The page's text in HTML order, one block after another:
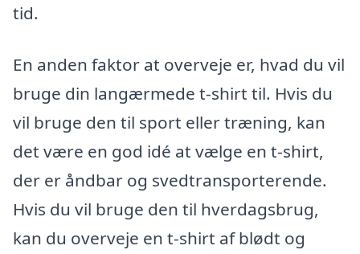
tid.
En anden faktor at overveje er, hvad du vil
bruge din langærmede t-shirt til. Hvis du
vil bruge den til sport eller træning, kan
det være en god idé at vælge en t-shirt,
der er åndbar og svedtransporterende.
Hvis du vil bruge den til hverdagsbrug,
kan du overveje en t-shirt af blødt og